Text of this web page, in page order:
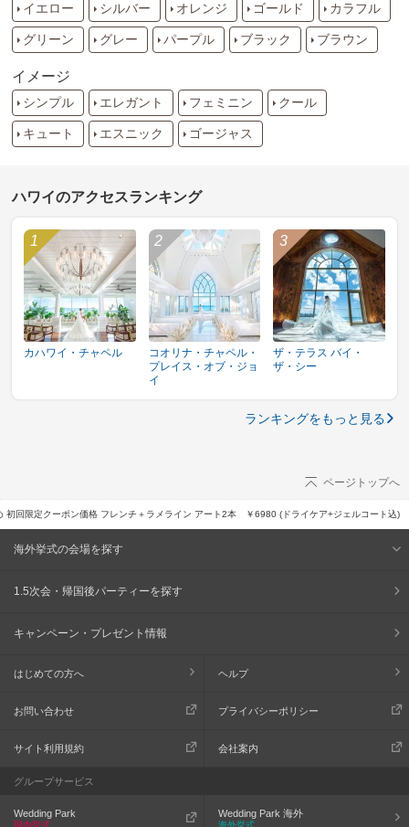
イエロー シルバー オレンジ ゴールド カラフル
グリーン グレー パープル ブラック ブラウン
イメージ
シンプル エレガント フェミニン クール
キュート エスニック ゴージャス
ハワイのアクセスランキング
カハワイ・チャペル
コオリナ・チャペル・
プレイス・オブ・ジョ
イ
ザ・テラス バイ・
ザ・シー
ランキングをもっと見る
ページトップへ
初回限定クーポン価格 フレンチ＋ラメライン アート2本 ￥6980 (ドライケア+ジェルコート込)
海外挙式の会場を探す
1.5次会・帰国後パーティーを探す
キャンペーン・プレゼント情報
はじめての方へ ヘルプ
お問い合わせ プライバシーポリシー
サイト利用規約 会社案内
グループサービス
Wedding Park
国内挙式
Wedding Park 海外
海外挙式